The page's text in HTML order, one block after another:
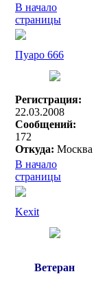
В начало
страницы
Пуаро 666
Регистрация:
22.03.2008
Сообщений:
172
Откуда: Москва
В начало
страницы
Kexit
Ветеран